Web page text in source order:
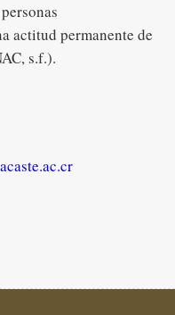
actitud permanente de
s.f.).